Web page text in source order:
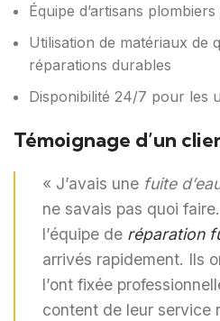
Équipe d’artisans
Utilisation de matériaux de
réparations durables
Disponibilité 24/7 pour les
Témoignage d’un
« J’avais une fuite
ne savais pas quoi
l’équipe de réparation
arrivés rapidement. Ils
l’ont fixée
content de leur service